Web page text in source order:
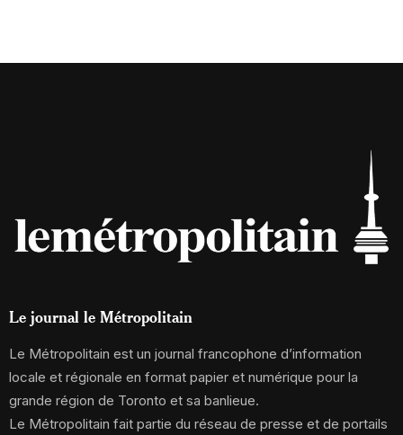
Le journal le Métropolitain
Le Métropolitain est un journal francophone d’information
locale et régionale en format papier et numérique pour la
grande région de Toronto et sa banlieue.
Le Métropolitain fait partie du réseau de presse et de portails